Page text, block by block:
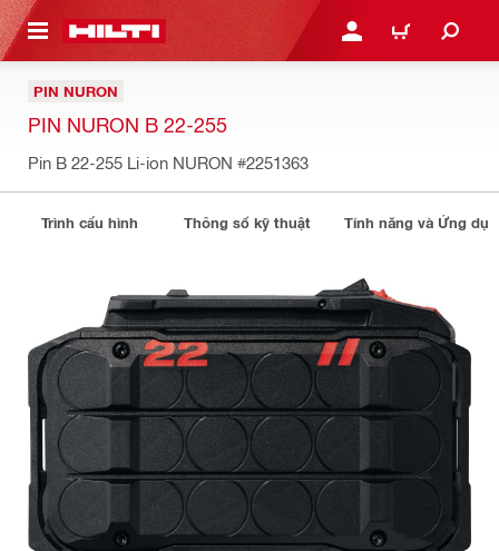
NỘI DUNG CHÍNH ĐĂNG NHẬP HOẶC
GIỎ HÀNG
PIN NURON
PIN NURON B 22-255
Pin B 22-255 Li-ion NURON #2251363
Trình cấu hình Thông số kỹ thuật Tính năng và Ứng